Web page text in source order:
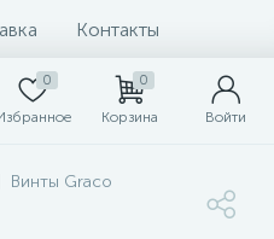
Контакты
0 0
Корзина Войти
Винты Graco